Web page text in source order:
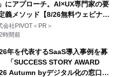
にアプローチ。AI×UX専門家の要
義メソッド【8/26無料ウェビナ
株式会社PIVOT
会社PIVOT＜PR＞
時間前
年を代表するSaaS導入事例を募
SUCCESS STORY AWARD
byデジタル化の窓口」